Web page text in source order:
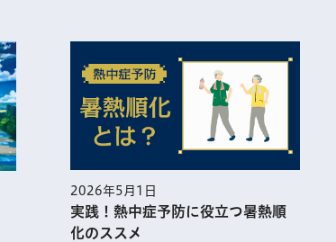
2026年5月1日
実践！熱中症予防に役⽴つ暑熱順
化のススメ